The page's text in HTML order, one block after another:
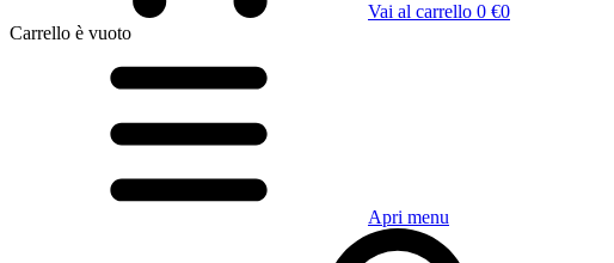
Vai al carrello 0 €0
Carrello è vuoto
Apri menu